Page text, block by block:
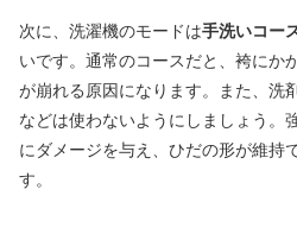
次に、洗濯機のモードは手洗いコー
いです。通常のコースだと、袴にか
が崩れる原因になります。また、洗
などは使わないようにしましょう。
にダメージを与え、ひだの形が維持
す。